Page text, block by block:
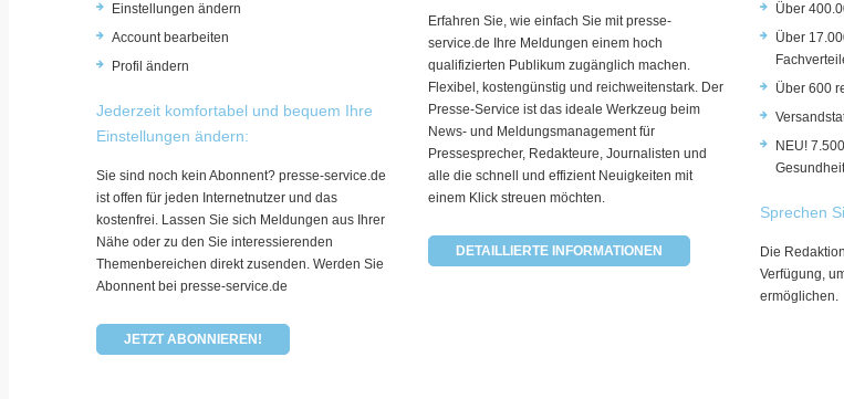
Einstellungen ändern
Account bearbeiten
Profil ändern
Jederzeit komfortabel und bequem Ihre
Einstellungen ändern:
Sie sind noch kein Abonnent? presse-service.de
ist offen für jeden Internetnutzer und das
kostenfrei. Lassen Sie sich Meldungen aus Ihrer
Nähe oder zu den Sie interessierenden
Themenbereichen direkt zusenden. Werden Sie
Abonnent bei presse-service.de
JETZT ABONNIEREN!
Erfahren Sie, wie einfach Sie mit presse-
service.de Ihre Meldungen einem hoch
qualifizierten Publikum zugänglich machen.
Flexibel, kostengünstig und reichweitenstark. Der
Presse-Service ist das ideale Werkzeug beim
News- und Meldungsmanagement für
Pressesprecher, Redakteure, Journalisten und
alle die schnell und effizient Neuigkeiten mit
einem Klick streuen möchten.
DETAILLIERTE INFORMATIONEN
Über
Über
Über 600
NEU!
Sprechen
Die
Verfügung,
ermöglichen.